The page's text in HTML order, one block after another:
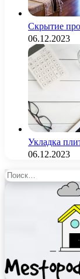
Скрытие
06.12.2023
Укладка
06.12.2023
Найти: